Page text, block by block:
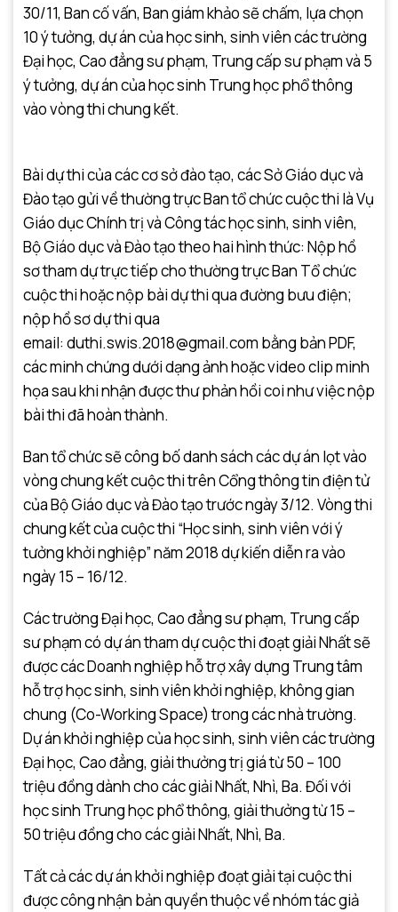
30/11, Ban cố vấn, Ban giám khảo sẽ chấm, lựa chọn
10 ý tưởng, dự án của học sinh, sinh viên các trường
Đại học, Cao đẳng sư phạm, Trung cấp sư phạm và 5
ý tưởng, dự án của học sinh Trung học phổ thông
vào vòng thi chung kết.
Bài dự thi của các cơ sở đào tạo, các Sở Giáo dục và
Đào tạo gửi về thường trực Ban tổ chức cuộc thi là Vụ
Giáo dục Chính trị và Công tác học sinh, sinh viên,
Bộ Giáo dục và Đào tạo theo hai hình thức: Nộp hồ
sơ tham dự trực tiếp cho thường trực Ban Tổ chức
cuộc thi hoặc nộp bài dự thi qua đường bưu điện;
nộp hồ sơ dự thi qua
email: duthi.swis.2018@gmail.com bằng bản PDF,
các minh chứng dưới dạng ảnh hoặc video clip minh
họa sau khi nhận được thư phản hồi coi như việc nộp
bài thi đã hoàn thành.
Ban tổ chức sẽ công bố danh sách các dự án lọt vào
vòng chung kết cuộc thi trên Cổng thông tin điện tử
của Bộ Giáo dục và Đào tạo trước ngày 3/12. Vòng thi
chung kết của cuộc thi “Học sinh, sinh viên với ý
tưởng khởi nghiệp” năm 2018 dự kiến diễn ra vào
ngày 15 – 16/12.
Các trường Đại học, Cao đẳng sư phạm, Trung cấp
sư phạm có dự án tham dự cuộc thi đoạt giải Nhất sẽ
được các Doanh nghiệp hỗ trợ xây dựng Trung tâm
hỗ trợ học sinh, sinh viên khởi nghiệp, không gian
chung (Co-Working Space) trong các nhà trường.
Dự án khởi nghiệp của học sinh, sinh viên các trường
Đại học, Cao đẳng, giải thưởng trị giá từ 50 – 100
triệu đồng dành cho các giải Nhất, Nhì, Ba. Đối với
học sinh Trung học phổ thông, giải thưởng từ 15 –
50 triệu đồng cho các giải Nhất, Nhì, Ba.
Tất cả các dự án khởi nghiệp đoạt giải tại cuộc thi
được công nhận bản quyền thuộc về nhóm tác giả